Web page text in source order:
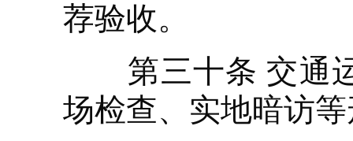
荐验收。
第三十条 交通运
场检查、实地暗访